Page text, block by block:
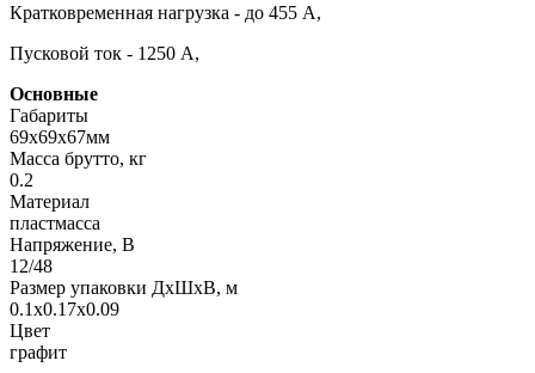
Кратковременная нагрузка - до 455 А,
Пусковой ток - 1250 А,
Основные
Габариты
69x69x67мм
Масса брутто, кг
0.2
Материал
пластмасса
Напряжение, В
12/48
Размер упаковки ДхШхВ, м
0.1x0.17x0.09
Цвет
графит